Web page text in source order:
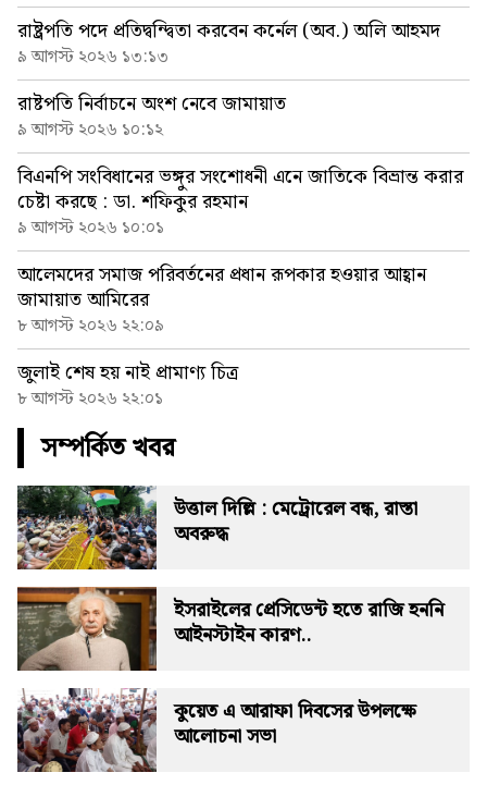
রাষ্ট্রপতি পদে প্রতিদ্বন্দ্বিতা করবেন কর্নেল (অব.) অলি আহমদ
৯ আগস্ট ২০২৬ ১৩:১৩
রাষ্টপতি নির্বাচনে অংশ নেবে জামায়াত
৯ আগস্ট ২০২৬ ১০:১২
বিএনপি সংবিধানের ভঙ্গুর সংশোধনী এনে জাতিকে বিভ্রান্ত করার
চেষ্টা করছে : ডা. শফিকুর রহমান
৯ আগস্ট ২০২৬ ১০:০১
আলেমদের সমাজ পরিবর্তনের প্রধান রূপকার হওয়ার আহ্বান
জামায়াত আমিরের
৮ আগস্ট ২০২৬ ২২:০৯
জুলাই শেষ হয় নাই প্রামাণ্য চিত্র
৮ আগস্ট ২০২৬ ২২:০১
সম্পর্কিত খবর
উত্তাল দিল্লি : মেট্রোরেল বন্ধ, রাস্তা
অবরুদ্ধ
ইসরাইলের প্রেসিডেন্ট হতে রাজি হননি
আইনস্টাইন কারণ..
কুয়েত এ আরাফা দিবসের উপলক্ষে
আলোচনা সভা